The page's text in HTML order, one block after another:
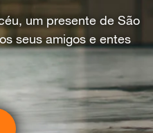
um presente de São
seus amigos e entes